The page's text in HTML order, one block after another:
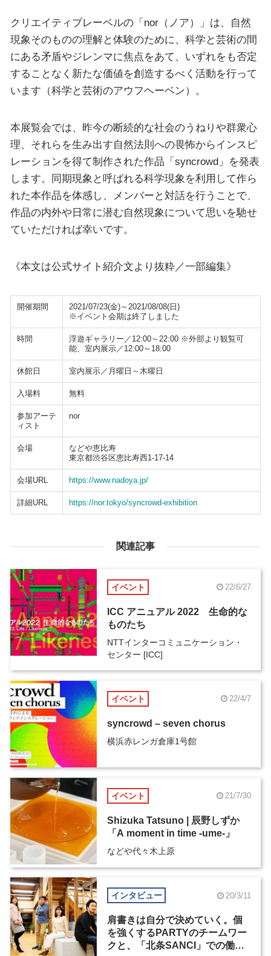
クリエイティブレーベルの「nor（ノア）」は、自然
現象そのものの理解と体験のために、科学と芸術の間
にある矛盾やジレンマに焦点をあて、いずれをも否定
することなく新たな価値を創造するべく活動を行って
います（科学と芸術のアウフヘーベン）。
本展覧会では、昨今の断続的な社会のうねりや群衆心
理、それらを生み出す自然法則への畏怖からインスピ
レーションを得て制作された作品「syncrowd」を発表
します。同期現象と呼ばれる科学現象を利用して作ら
れた本作品を体感し、メンバーと対話を行うことで、
作品の内外や日常に潜む自然現象について思いを馳せ
ていただければ幸いです。
《本文は公式サイト紹介文より抜粋／一部編集》
開催期間
2021/07/23(金)～2021/08/08(日)
※イベント会期は終了しました
時間
浮遊ギャラリー／12:00～22:00 ※外部より観覧可
能、室内展示／12:00～18:00
休館日 室内展示／月曜日～木曜日
入場料 無料
参加アーテ
ィスト
nor
会場
などや恵比寿
東京都渋谷区恵比寿西1-17-14
会場URL https://www.nadoya.jp/
詳細URL https://nor.tokyo/syncrowd-exhibition
関連記事
イベント 22/6/27
ICC アニュアル 2022 生命的な
ものたち
NTTインターコミュニケーション・
センター [ICC]
イベント 22/4/7
syncrowd – seven chorus
横浜赤レンガ倉庫1号館
イベント 21/7/30
Shizuka Tatsuno | 辰野しずか
「A moment in time -ume-」
などや代々木上原
インタビュー 20/3/11
肩書きは自分で決めていく。個
を強くするPARTYのチームワー
クと、「北条SANCI」での働き